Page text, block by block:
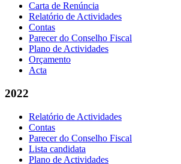
Carta de Renúncia
Relatório de Actividades
Contas
Parecer do Conselho Fiscal
Plano de Actividades
Orçamento
Acta
2022
Relatório de Actividades
Contas
Parecer do Conselho Fiscal
Lista candidata
Plano de Actividades